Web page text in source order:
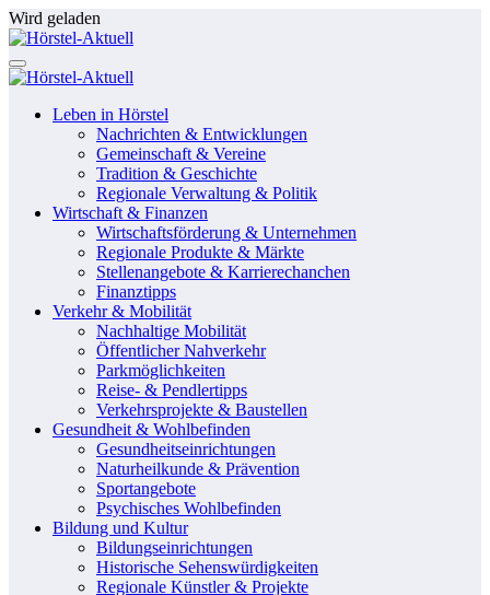
Zum
Inhalt
springen
Wird geladen
Leben in Hörstel
Nachrichten & Entwicklungen
Gemeinschaft & Vereine
Tradition & Geschichte
Regionale Verwaltung & Politik
Wirtschaft & Finanzen
Wirtschaftsförderung & Unternehmen
Regionale Produkte & Märkte
Stellenangebote & Karrierechanchen
Finanztipps
Verkehr & Mobilität
Nachhaltige Mobilität
Öffentlicher Nahverkehr
Parkmöglichkeiten
Reise- & Pendlertipps
Verkehrsprojekte & Baustellen
Gesundheit & Wohlbefinden
Gesundheitseinrichtungen
Naturheilkunde & Prävention
Sportangebote
Psychisches Wohlbefinden
Bildung und Kultur
Bildungseinrichtungen
Historische Sehenswürdigkeiten
Regionale Künstler & Projekte